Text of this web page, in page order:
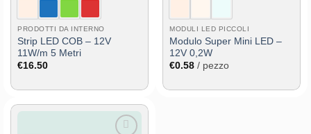
PRODOTTI DA INTERNO
Strip LED COB – 12V
11W/m 5 Metri
€16.50
MODULI LED PICCOLI
Modulo Super Mini LED –
12V 0,2W
€0.58 / pezzo